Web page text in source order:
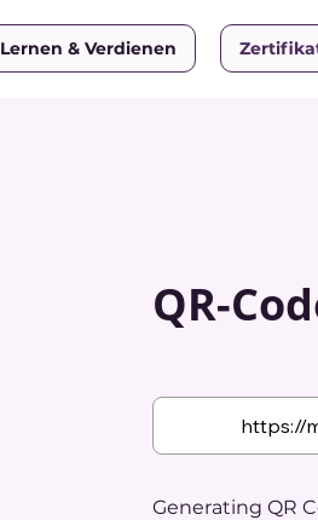
Lernen & Verdienen
QR-
Generating QR